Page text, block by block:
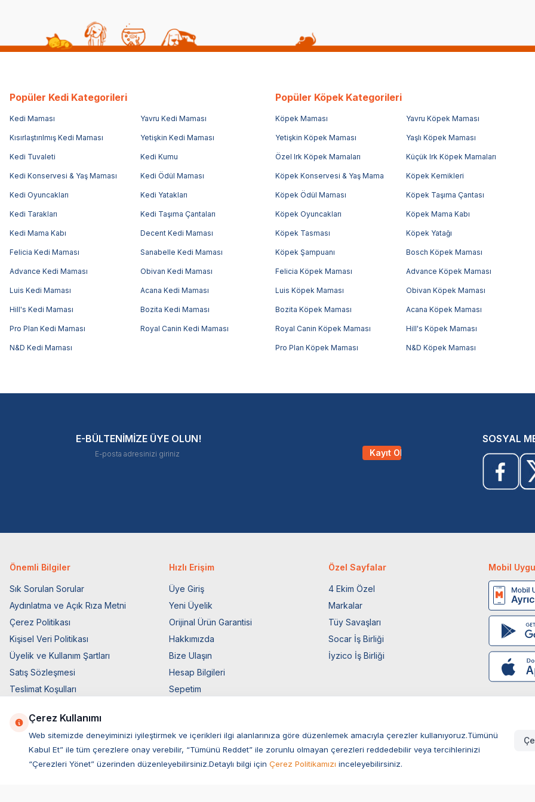
Popüler Kedi Kategorileri
Kedi Maması Yavru Kedi Maması
Kısırlaştırılmış Kedi Maması Yetişkin Kedi Maması
Kedi Tuvaleti Kedi Kumu
Kedi Konservesi & Yaş Maması Kedi Ödül Maması
Kedi Oyuncakları Kedi Yatakları
Kedi Tarakları Kedi Taşıma Çantaları
Kedi Mama Kabı Decent Kedi Maması
Felicia Kedi Maması Sanabelle Kedi Maması
Advance Kedi Maması Obivan Kedi Maması
Luis Kedi Maması Acana Kedi Maması
Hill's Kedi Maması Bozita Kedi Maması
Pro Plan Kedi Maması Royal Canin Kedi Maması
N&D Kedi Maması
Popüler Köpek Kategorileri
Köpek Maması Yavru Köpek Maması
Yetişkin Köpek Maması Yaşlı Köpek Maması
Özel Irk Köpek Mamaları Küçük Irk Köpek Mamaları
Köpek Konservesi & Yaş Mama Köpek Kemikleri
Köpek Ödül Maması Köpek Taşıma Çantası
Köpek Oyuncakları Köpek Mama Kabı
Köpek Tasması Köpek Yatağı
Köpek Şampuanı Bosch Köpek Maması
Felicia Köpek Maması Advance Köpek Maması
Luis Köpek Maması Obivan Köpek Maması
Bozita Köpek Maması Acana Köpek Maması
Royal Canin Köpek Maması Hill's Köpek Maması
Pro Plan Köpek Maması N&D Köpek Maması
E-BÜLTENİMİZE ÜYE OLUN!
Kayıt Ol
SOSYAL
Önemli Bilgiler
Sık Sorulan Sorular
Aydınlatma ve Açık Rıza Metni
Çerez Politikası
Kişisel Veri Politikası
Üyelik ve Kullanım Şartları
Satış Sözleşmesi
Teslimat Koşulları
Elektronik İleti Aydınlatma Metni
Hızlı Erişim
Üye Giriş
Yeni Üyelik
Orijinal Ürün Garantisi
Hakkımızda
Bize Ulaşın
Hesap Bilgileri
Sepetim
Özel Sayfalar
4 Ekim Özel
Markalar
Tüy Savaşları
Socar İş Birliği
İyzico İş Birliği
Mobil
Çerez Kullanımı
Web sitemizde deneyiminizi iyileştirmek ve içerikleri ilgi alanlarınıza göre düzenlemek amacıyla çerezler kullanıyoruz.Tümünü
Kabul Et” ile tüm çerezlere onay verebilir, “Tümünü Reddet” ile zorunlu olmayan çerezleri reddedebilir veya tercihlerinizi
“Çerezleri Yönet” üzerinden düzenleyebilirsiniz.Detaylı bilgi için Çerez Politikamızı inceleyebilirsiniz.